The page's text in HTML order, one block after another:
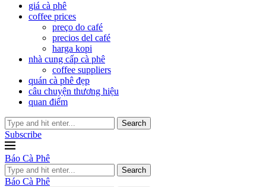
giá cà phê
coffee prices
preço do café
precios del café
harga kopi
nhà cung cấp cà phê
coffee suppliers
quán cà phê đẹp
câu chuyện thương hiệu
quan điểm
Search
Subscribe
Báo Cà Phê
Search
Báo Cà Phê